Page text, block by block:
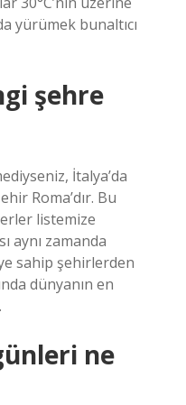
yürümek bunaltıcı
şehre
İtalya’da
Roma’dır. Bu
listemize
aynı zamanda
sahip şehirlerden
dünyanın en
ne